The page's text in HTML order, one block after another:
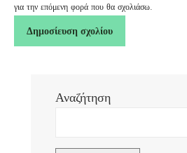
για την επόμενη φορά που θα σχολιάσω.
Αναζήτηση